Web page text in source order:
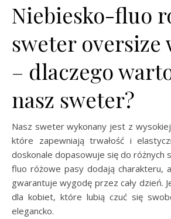
Niebiesko-fluo
sweter oversize
– dlaczego
nasz sweter?
Nasz sweter wykonany jest z wysokiej
które zapewniają trwałość i
doskonale dopasowuje się do różnych
fluo różowe pasy dodają charakteru,
gwarantuje wygodę przez cały dzień.
dla kobiet, które lubią czuć się
elegancko.